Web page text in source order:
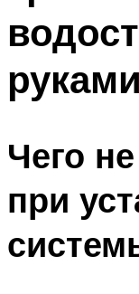
руками
Чего
при